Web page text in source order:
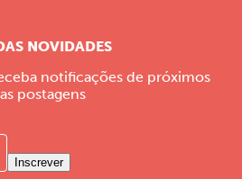
NOVIDADES
notificações de próximos
postagens
Inscrever